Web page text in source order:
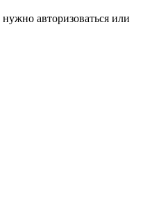
нужно авторизоваться или